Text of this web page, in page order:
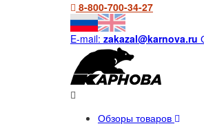
8-800-700-34-27
E-mail: zakazal@karnova.ru
Обзоры товаров